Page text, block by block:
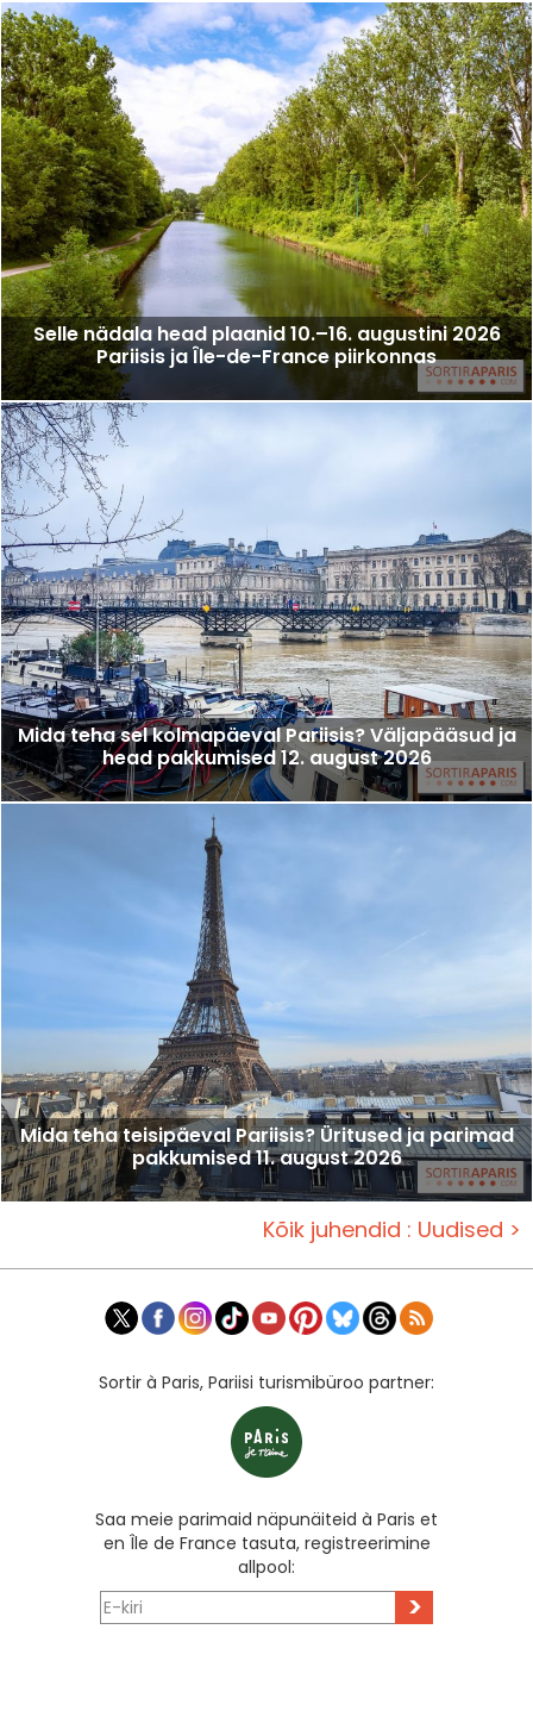
Selle nädala head plaanid 10.–16. augustini 2026
Pariisis ja Île-de-France piirkonnas
Mida teha sel kolmapäeval Pariisis? Väljapääsud ja
head pakkumised 12. august 2026
Mida teha teisipäeval Pariisis? Üritused ja parimad
pakkumised 11. august 2026
Kõik juhendid : Uudised >
Sortir à Paris, Pariisi turismibüroo partner:
Saa meie parimaid näpunäiteid à Paris et
en Île de France tasuta, registreerimine
allpool:
>